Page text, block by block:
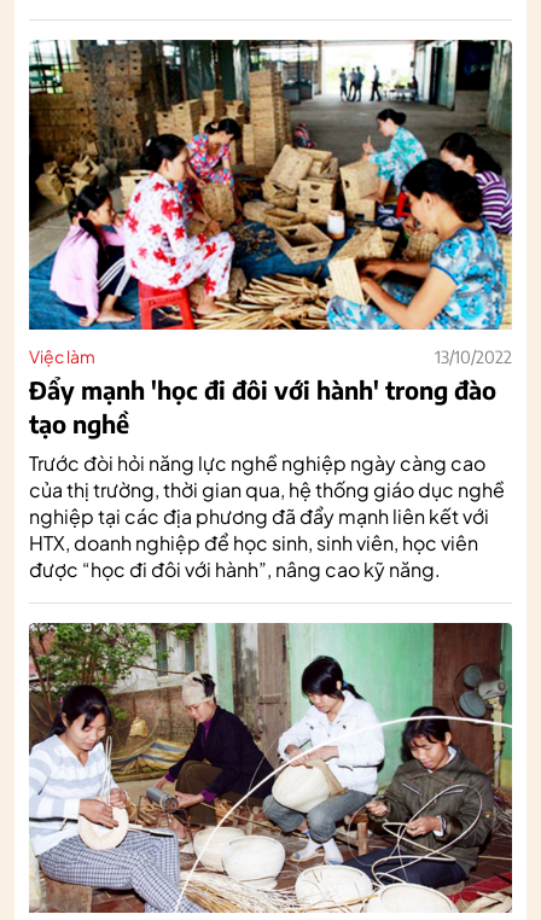
Việc làm 13/10/2022
Đẩy mạnh 'học đi đôi với hành' trong đào
tạo nghề
Trước đòi hỏi năng lực nghề nghiệp ngày càng cao
của thị trường, thời gian qua, hệ thống giáo dục nghề
nghiệp tại các địa phương đã đẩy mạnh liên kết với
HTX, doanh nghiệp để học sinh, sinh viên, học viên
được “học đi đôi với hành”, nâng cao kỹ năng.